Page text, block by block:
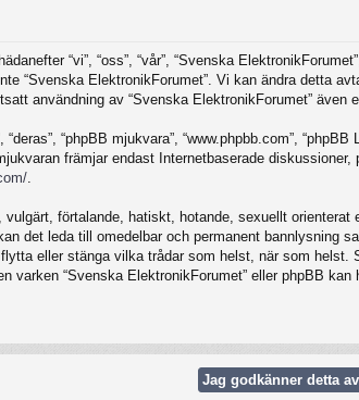
“vi”, “oss”, “vår”, “Svenska
“Svenska ElektronikForumet”. Vi kan ändra detta
användning av “Svenska ElektronikForumet”
“phpBB mjukvara”, “www.phpbb.com”,
främjar endast Internetbaserade
förtalande, hatiskt, hotande, sexuellt
det leda till omedelbar och permanent bannlysning
eller stänga vilka trådar som helst, när som
varken “Svenska ElektronikForumet” eller phpBB